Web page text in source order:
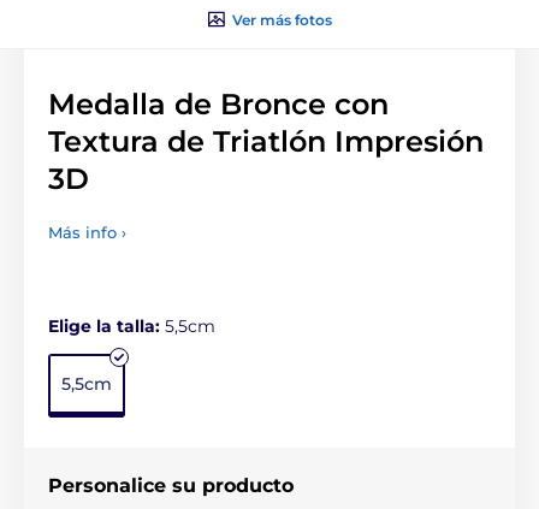
Ver más fotos
Medalla de Bronce con
Textura de Triatlón Impresión
3D
Más info ›
Elige la talla: 5,5cm
5,5cm
Personalice su producto